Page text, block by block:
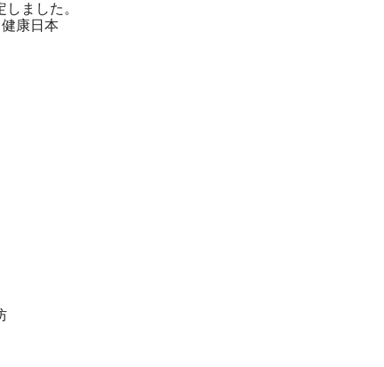
ました。
康日本